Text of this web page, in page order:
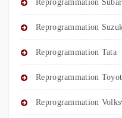
Reprogrammation
Reprogrammation
Reprogrammation Tata
Reprogrammation
Reprogrammation